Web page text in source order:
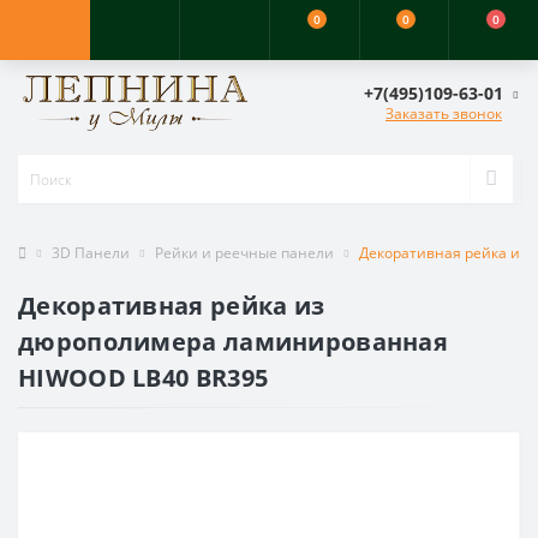
0 0 0
+7(495)109-63-01
Заказать звонок
3D Панели Рейки и реечные панели Декоративная рейка из
Декоративная рейка из
дюрополимера ламинированная
HIWOOD LB40 BR395